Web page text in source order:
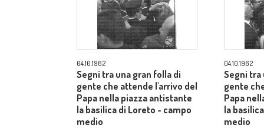
04.10.1962
Segni tra una gran folla di
gente che attende l'arrivo del
Papa nella piazza antistante
la basilica di Loreto - campo
medio
04.10.1962
Segni tra
gente
Papa
la
medio